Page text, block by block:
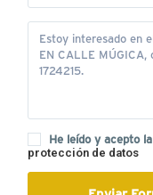
He leído y acepto la
protección de datos